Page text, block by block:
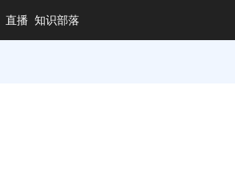
直播 知识部落